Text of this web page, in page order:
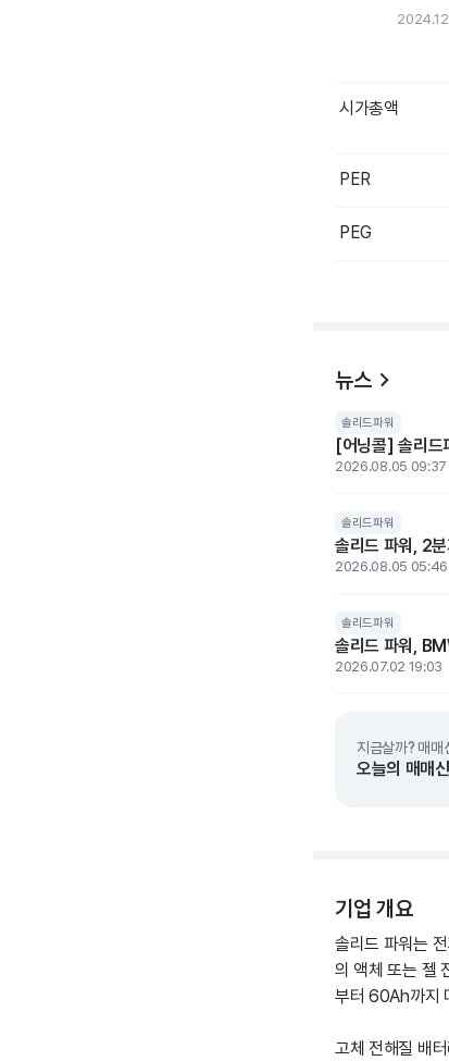
2024.12
시가총액
PER
PEG
뉴스
솔리드파워
[어닝콜] 솔리드
2026.08.05 09:37
솔리드파워
솔리드 파워, 2
2026.08.05 05:46
솔리드파워
솔리드 파워,
2026.07.02 19:03
지금살까? 매매
오늘의 매매
기업 개요
솔리드 파워는
의 액체 또는 젤
부터 60Ah까지
고체 전해질 배